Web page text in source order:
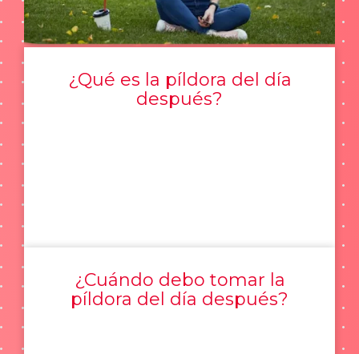
¿Qué es la píldora del día
después?
¿Cuándo debo tomar la
píldora del día después?